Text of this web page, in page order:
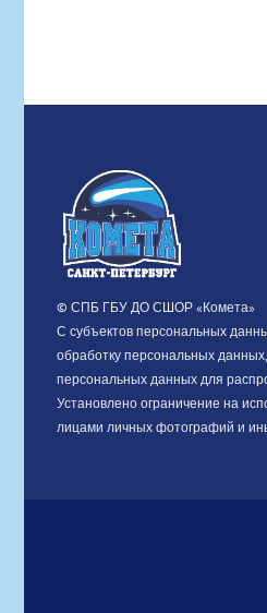
© СПБ ГБУ ДО СШОР «Комета»
С субъектов персональных
обработку персональных
персональных данных для
Установлено ограничение на
лицами личных фотографий и